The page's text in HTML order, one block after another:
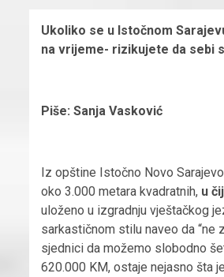
Ukoliko se u Istočnom
na vrijeme- rizikujete da sebi
Piše: Sanja Vasković
Iz opštine Istočno Novo
oko 3.000 metara kvadratnih, u
uloženo u izgradnju vještačkog
sarkastičnom stilu naveo da “ne
sjednici da možemo slobodno
620.000 KM, ostaje nejasno šta